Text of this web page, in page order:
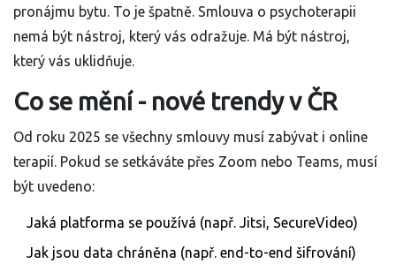
pronájmu bytu. To je špatně. Smlouva o psychoterapii
nemá být nástroj, který vás odražuje. Má být nástroj,
který vás uklidňuje.
Co se mění - nové trendy v ČR
Od roku 2025 se všechny smlouvy musí zabývat i online
terapií. Pokud se setkáváte přes Zoom nebo Teams, musí
být uvedeno:
Jaká platforma se používá (např. Jitsi, SecureVideo)
Jak jsou data chráněna (např. end-to-end šifrování)